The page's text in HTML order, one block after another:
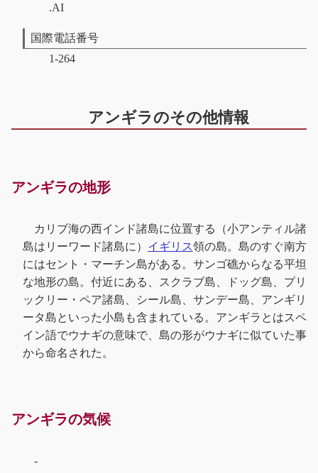
.AI
国際電話番号
1-264
アンギラのその他情報
アンギラの地形
カリブ海の西インド諸島に位置する（小アンティル諸
島はリーワード諸島に） イギリス領の島。島のすぐ南方
にはセント・マーチン島がある。サンゴ礁からなる平坦
な地形の島。付近にある、スクラブ島、ドッグ島、プリ
ックリー・ペア諸島、シール島、サンデー島、アンギリ
ータ島といった小島も含まれている。アンギラとはスペ
イン語でウナギの意味で、島の形がウナギに似ていた事
から命名された。
アンギラの気候
-